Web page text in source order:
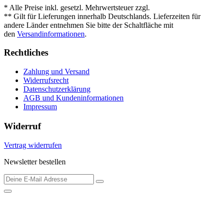
* Alle Preise inkl. gesetzl. Mehrwertsteuer zzgl.
** Gilt für Lieferungen innerhalb Deutschlands. Lieferzeiten für
andere Länder entnehmen Sie bitte der Schaltfläche mit
den Versandinformationen.
Rechtliches
Zahlung und Versand
Widerrufsrecht
Datenschutzerklärung
AGB und Kundeninformationen
Impressum
Widerruf
Vertrag widerrufen
Newsletter bestellen